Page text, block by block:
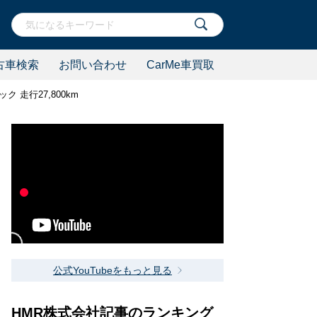
車検索 お問い合わせ CarMe車買取
ク 走行27,800km
公式YouTubeをもっと見る
HMR株式会社記事のランキング